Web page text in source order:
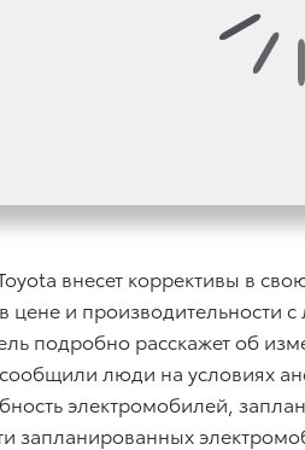
ОТЛОЖИТЬ
внесет коррективы в
цене и
подробно расскажет об
люди на условиях
электромобилей,